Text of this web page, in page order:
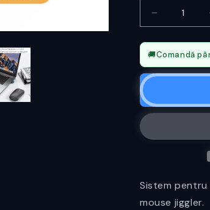
Reduceți
pentru
Simulator
USB
🚚Comandă
Sistem pentru
mouse jiggler.